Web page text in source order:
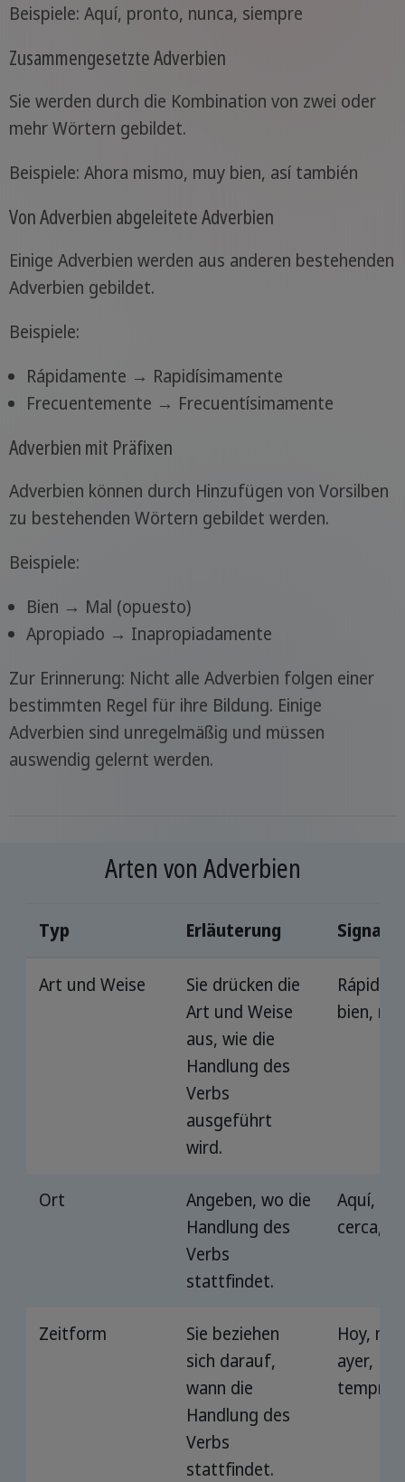
Beispiele: Aquí, pronto, nunca, siempre
Zusammengesetzte Adverbien
Sie werden durch die Kombination von zwei oder
mehr Wörtern gebildet.
Beispiele: Ahora mismo, muy bien, así también
Von Adverbien abgeleitete Adverbien
Einige Adverbien werden aus anderen bestehenden
Adverbien gebildet.
Beispiele:
Rápidamente → Rapidísimamente
Frecuentemente → Frecuentísimamente
Adverbien mit Präfixen
Adverbien können durch Hinzufügen von Vorsilben
zu bestehenden Wörtern gebildet werden.
Beispiele:
Bien → Mal (opuesto)
Apropiado → Inapropiadamente
Zur Erinnerung: Nicht alle Adverbien folgen einer
bestimmten Regel für ihre Bildung. Einige
Adverbien sind unregelmäßig und müssen
auswendig gelernt werden.
Arten von Adverbien
Typ Erläuterung
Art und Weise
Sie drücken die
Art und Weise
aus, wie die
Handlung des
Verbs
ausgeführt
wird.
bien,
Ort
Angeben, wo die
Handlung des
Verbs
stattfindet.
Aquí, allí,
cerca,
Zeitform
Sie beziehen
sich darauf,
wann die
Handlung des
Verbs
stattfindet.
Hoy,
ayer,